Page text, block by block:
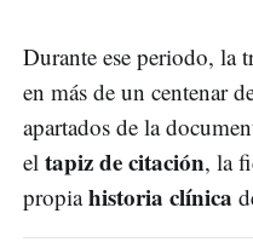
Durante ese periodo, la
en más de un centenar
apartados de la
el tapiz de citación, la
propiahistoria clínica